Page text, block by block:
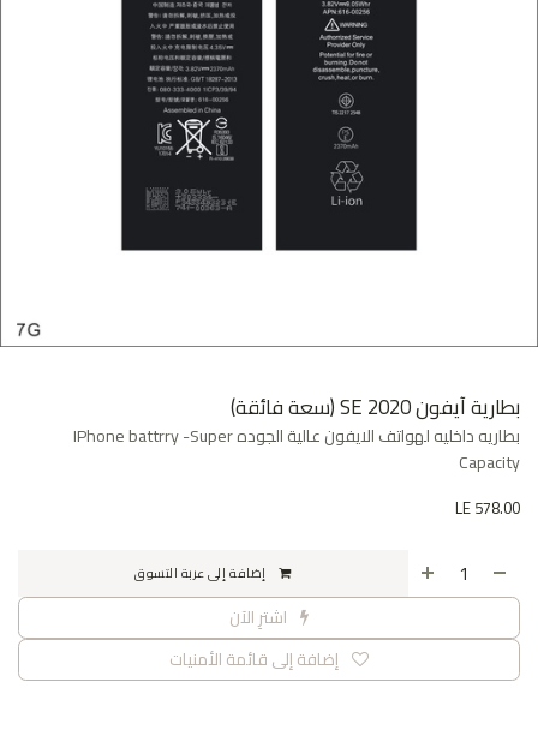
بطارية آيفون SE 2020 (سعة فائقة)
بطاريه داخليه لهواتف الايفون عالية الجوده IPhone battrry -Super
Capacity
578.00
إضافة إلى قائمة الأمنيات